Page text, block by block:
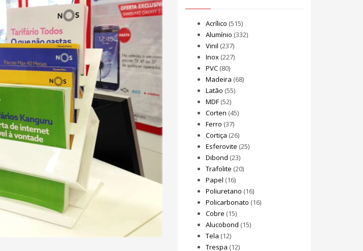
Acrílico (515)
Alumínio (332)
Vinil (237)
Inox(227)
PVC(80)
Madeira (68)
Latão (55)
MDF(52)
Corten (45)
Ferro (37)
Cortiça (26)
Esferovite (25)
Dibond (23)
Trafolite (20)
Papel (16)
Poliuretano (16)
Policarbonato (16)
Cobre (15)
Alucobond (15)
Tela (12)
Trespa (12)